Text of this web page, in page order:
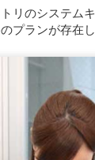
リのシステム
プランが存在し